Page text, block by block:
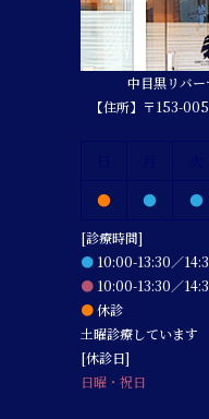
中目黒リバ
【住所】〒153-
●
● ●
[診療時間]
● 10:00-13:30／
● 10:00-13:30／
●休診
土曜診療しています
[休診日]
日曜・祝日